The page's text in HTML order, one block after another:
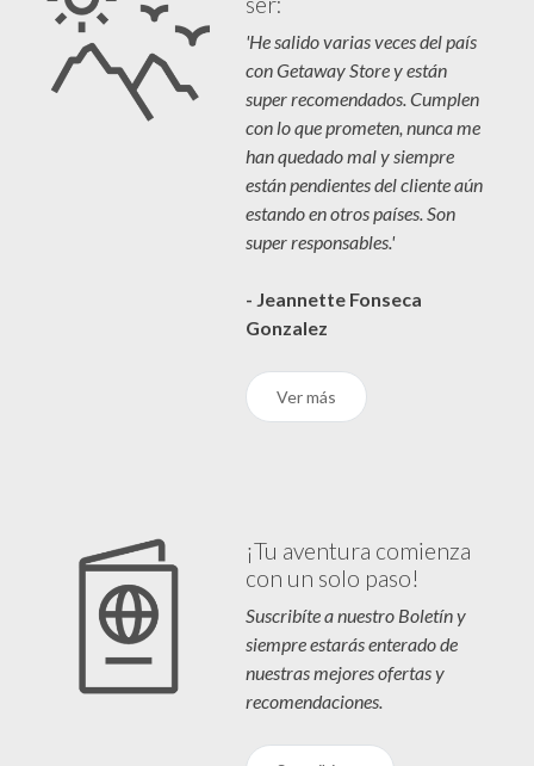
'He salido varias veces del país
con Getaway Store y están
super recomendados. Cumplen
con lo que prometen, nunca me
han quedado mal y siempre
están pendientes del cliente aún
estando en otros países. Son
super responsables.'
- Jeannette Fonseca
Gonzalez
Ver más
¡Tu aventura comienza
con un solo paso!
Suscribíte a nuestro Boletín y
siempre estarás enterado de
nuestras mejores ofertas y
recomendaciones.